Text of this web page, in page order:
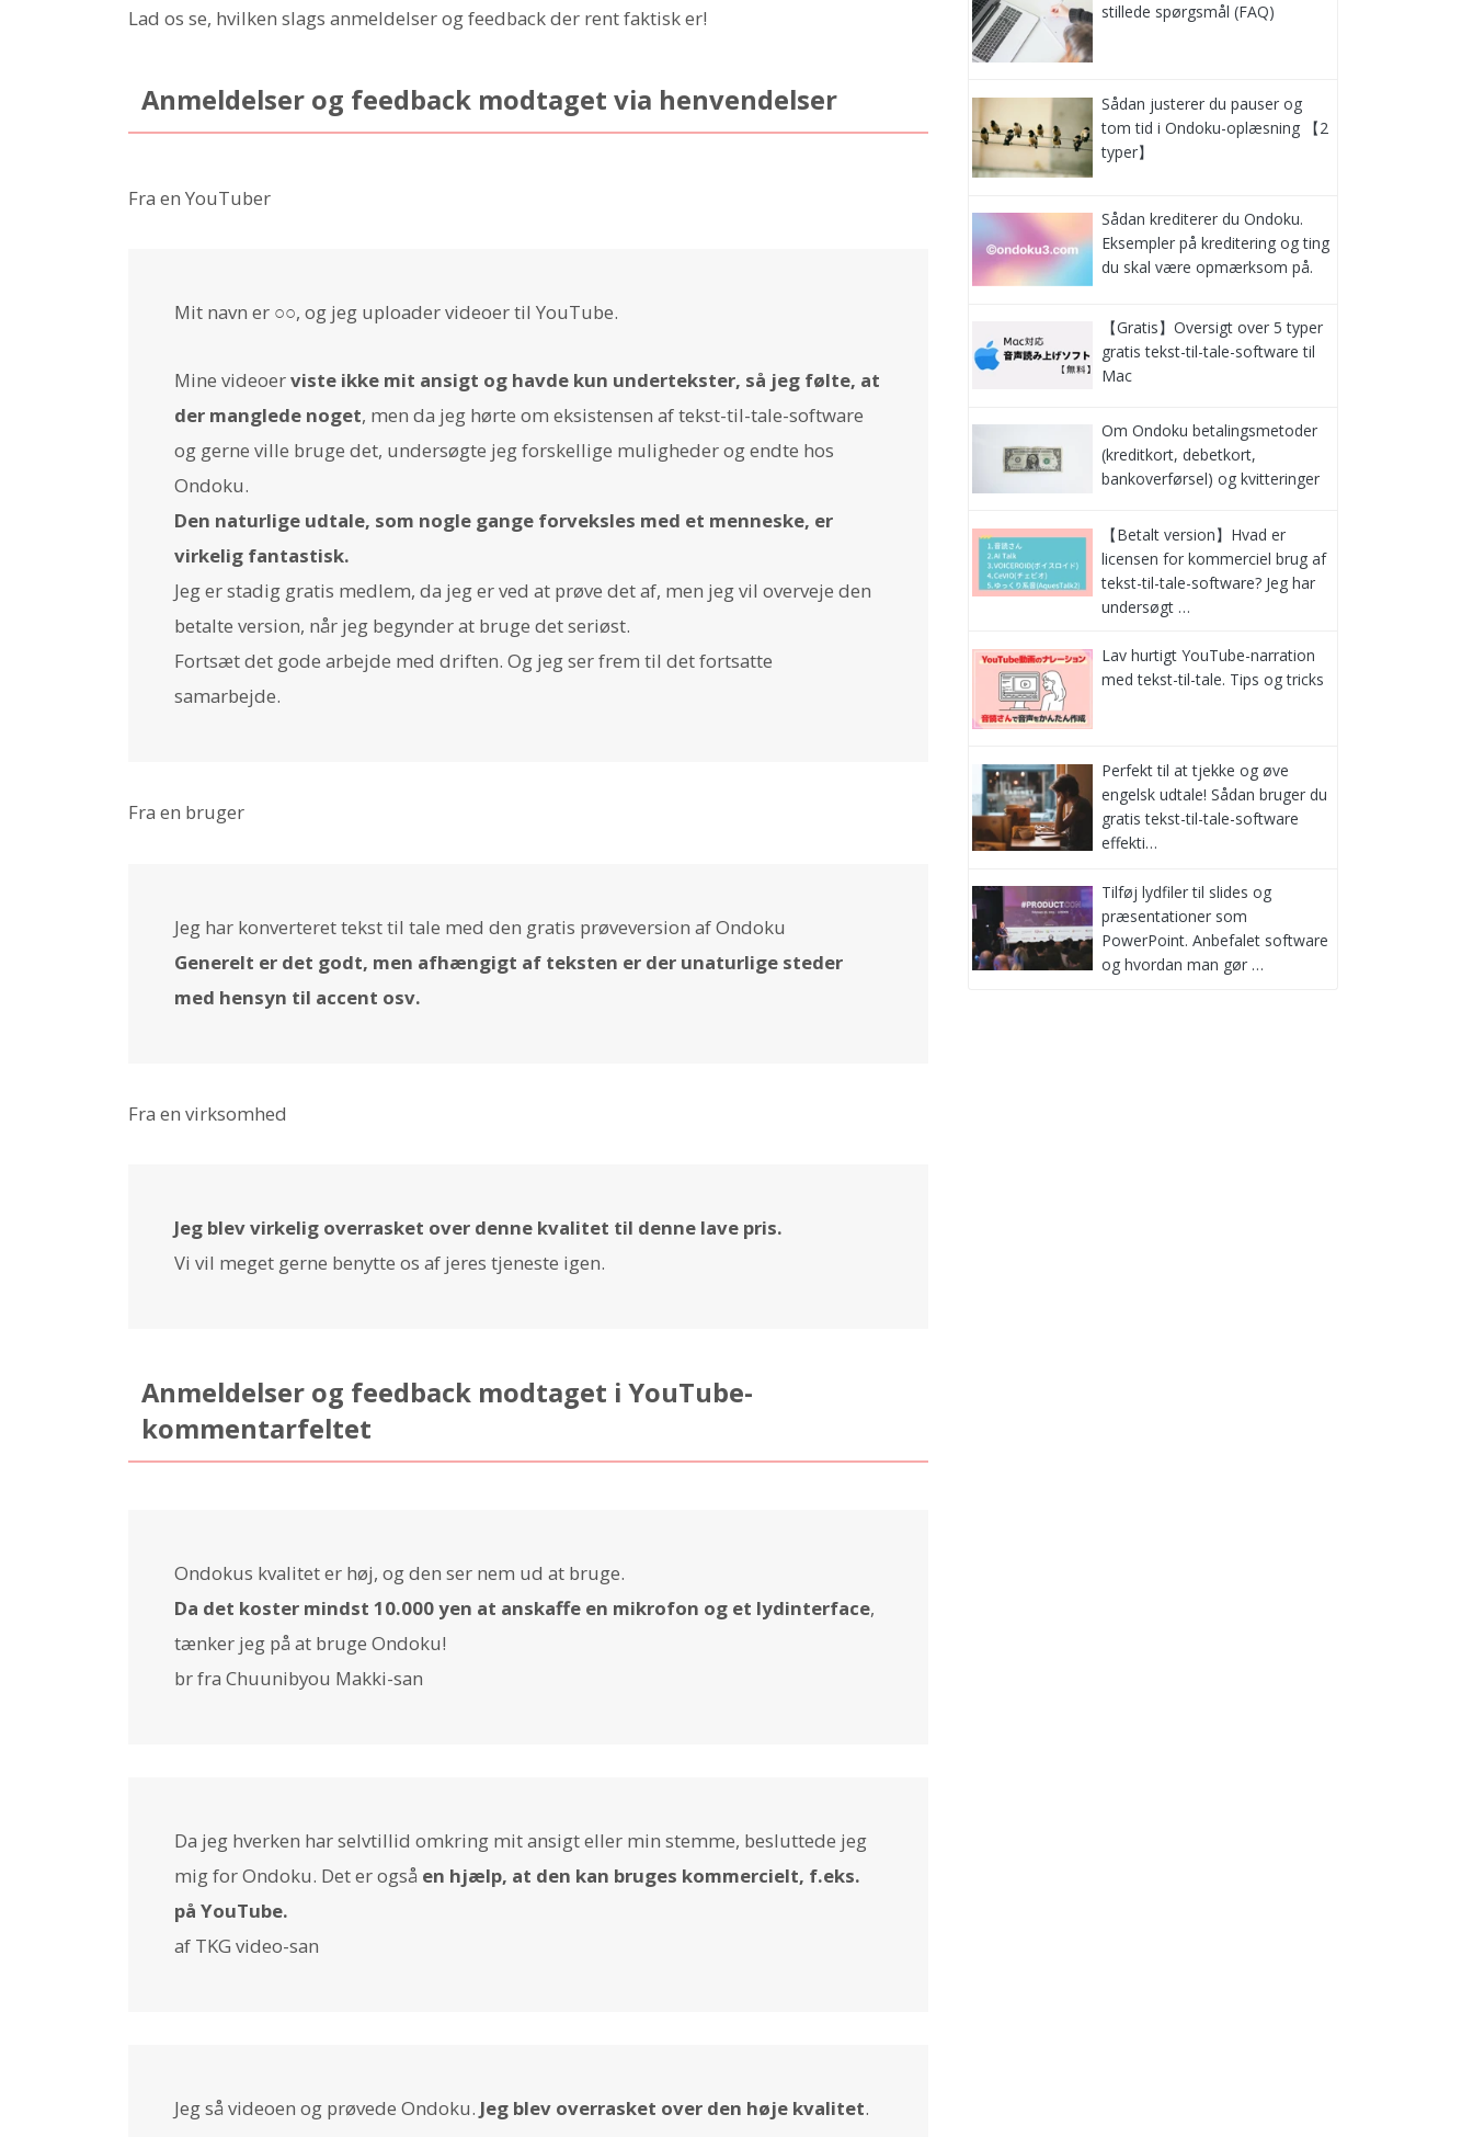
Lad os se, hvilken slags anmeldelser og feedback der rent faktisk er!
Anmeldelser og feedback modtaget via henvendelser
Fra en YouTuber
Mit navn er ○○, og jeg uploader videoer til YouTube.
Mine videoerviste ikke mit ansigt og havde kun undertekster, så jeg følte, at
der manglede noget, men da jeg hørte om eksistensen af tekst-til-tale-software
og gerne ville bruge det, undersøgte jeg forskellige muligheder og endte hos
Ondoku.
Den naturlige udtale, som nogle gange forveksles med et menneske, er
virkelig fantastisk.
Jeg er stadig gratis medlem, da jeg er ved at prøve det af, men jeg vil overveje den
betalte version, når jeg begynder at bruge det seriøst.
Fortsæt det gode arbejde med driften. Og jeg ser frem til det fortsatte
samarbejde.
Fra en bruger
Jeg har konverteret tekst til tale med den gratis prøveversion af Ondoku
Generelt er det godt, men afhængigt af teksten er der unaturlige steder
med hensyn til accent osv.
Fra en virksomhed
Jeg blev virkelig overrasket over denne kvalitet til denne lave pris.
Vi vil meget gerne benytte os af jeres tjeneste igen.
Anmeldelser og feedback modtaget i YouTube-
kommentarfeltet
Ondokus kvalitet er høj, og den ser nem ud at bruge.
Da det koster mindst 10.000 yen at anskaffe en mikrofon og et lydinterface,
tænker jeg på at bruge Ondoku!
br fra Chuunibyou Makki-san
Da jeg hverken har selvtillid omkring mit ansigt eller min stemme, besluttede jeg
mig for Ondoku. Det er også en hjælp, at den kan bruges kommercielt, f.eks.
på YouTube.
af TKG video-san
Jeg så videoen og prøvede Ondoku. Jeg blev overrasket over den høje kvalitet.
stillede spørgsmål (FAQ)
Sådan justerer du pauser og
tom tid i Ondoku-oplæsning 【2
typer】
Sådan krediterer du Ondoku.
Eksempler på kreditering og ting
du skal være opmærksom på.
【Gratis】Oversigt over 5 typer
gratis tekst-til-tale-software til
Mac
Om Ondoku betalingsmetoder
(kreditkort, debetkort,
bankoverførsel) og kvitteringer
【Betalt version】Hvad er
licensen for kommerciel brug af
tekst-til-tale-software? Jeg har
undersøgt …
Lav hurtigt YouTube-narration
med tekst-til-tale. Tips og tricks
Perfekt til at tjekke og øve
engelsk udtale! Sådan bruger du
gratis tekst-til-tale-software
effekti…
Tilføj lydfiler til slides og
præsentationer som
PowerPoint. Anbefalet software
og hvordan man gør …